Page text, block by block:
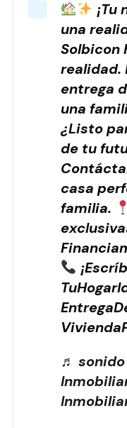
¡Tu
una
Solbicon
realidad.
entrega
una
¿Listo
de tu
casa
familia.
♬ sonido